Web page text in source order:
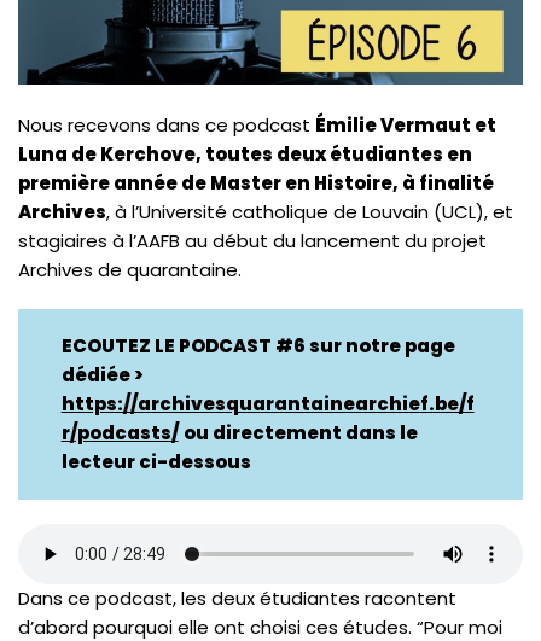
Nous recevons dans ce podcast Émilie Vermaut et
Luna de Kerchove, toutes deux étudiantes en
première année de Master en Histoire, à finalité
Archives, à l’Université catholique de Louvain (UCL), et
stagiaires à l’AAFB au début du lancement du projet
Archives de quarantaine.
ECOUTEZ LE PODCAST #6 sur notre page
dédiée >
https://archivesquarantainearchief.be/f
r/podcasts/ ou directement dans le
lecteur ci-dessous
Dans ce podcast, les deux étudiantes racontent
d’abord pourquoi elle ont choisi ces études. “Pour moi